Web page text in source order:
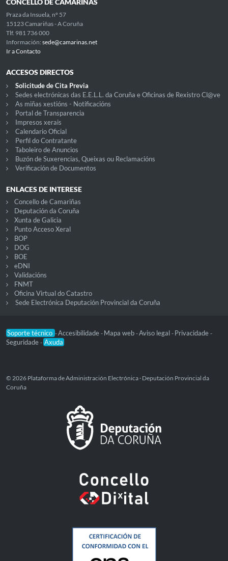
CONCELLO DE CAMARIÑAS
Praza da Insuela, nº 57
15123 Camariñas - A Coruña
Tlf. 981 736 000
Información: sede@camarinas.net
Ir a Contacto
ACCESOS DIRECTOS
Solicitude de Cita Previa
Sedes electrónicas das E.E.L.L. da Coruña e Oficinas de Rexistro Cl@ve
As miñas xestións - Notificacións
Portal de Transparencia
Impresos xerais
Calendario Oficial
Perfil do Contratante
Taboleiro de Anuncios
Buzón de Suxerencias, Queixas ou Reclamacións
Verificación de Documentos
ENLACES DE INTERESE
Concello de Camariñas
Deputación da Coruña
Xunta de Galicia
Punto Acceso Xeral
BOP
DOG
BOE
eDNI
Validacións
FNMT
Oficina Virtual do Catastro
Sede Electrónica Deputación Provincial da Coruña
Soporte técnico -Accesibilidade - Mapa web -Aviso legal - Privacidade -
Seguridade - Axuda
© 2026 Plataforma de Administración Electrónica · Deputación Provincial da
Coruña